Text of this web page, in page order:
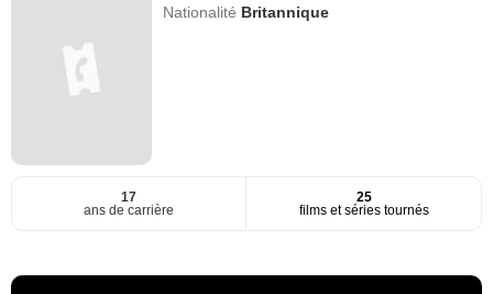
Nationalité Britannique
17
ans de carrière
25
films et séries tournés